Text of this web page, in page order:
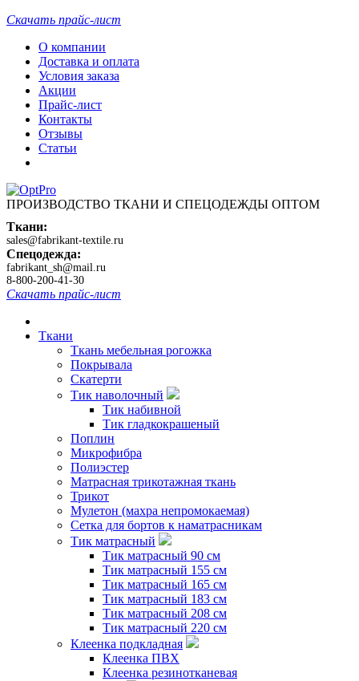
Скачать прайс-лист
О компании
Доставка и оплата
Условия заказа
Акции
Прайс-лист
Контакты
Отзывы
Статьи
ПРОИЗВОДСТВО ТКАНИ И СПЕЦОДЕЖДЫ ОПТОМ
Ткани:
sales@fabrikant-textile.ru
Спецодежда:
fabrikant_sh@mail.ru
8-800-200-41-30
Скачать прайс-лист
Ткани
Ткань мебельная рогожка
Покрывала
Скатерти
Тик наволочный
Тик набивной
Тик гладкокрашеный
Поплин
Микрофибра
Полиэстер
Матрасная трикотажная ткань
Трикот
Мулетон (махра непромокаемая)
Сетка для бортов к наматрасникам
Тик матрасный
Тик матрасный 90 см
Тик матрасный 155 см
Тик матрасный 165 см
Тик матрасный 183 см
Тик матрасный 208 см
Тик матрасный 220 см
Клеенка подкладная
Клеенка ПВХ
Клеенка резинотканевая